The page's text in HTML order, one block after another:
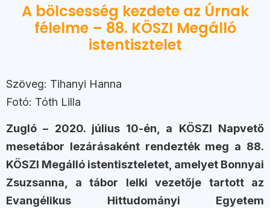
A bölcsesség kezdete az Úrnak
félelme – 88. KÖSZI Megálló
istentisztelet
Szöveg: Tihanyi Hanna
Fotó: Tóth Lilla
Zugló – 2020. július 10-én, a KÖSZI Napvető
mesetábor lezárásaként rendezték meg a 88.
KÖSZI Megálló istentiszteletet, amelyet Bonnyai
Zsuzsanna, a tábor lelki vezetője tartott az
Evangélikus Hittudományi Egyetem